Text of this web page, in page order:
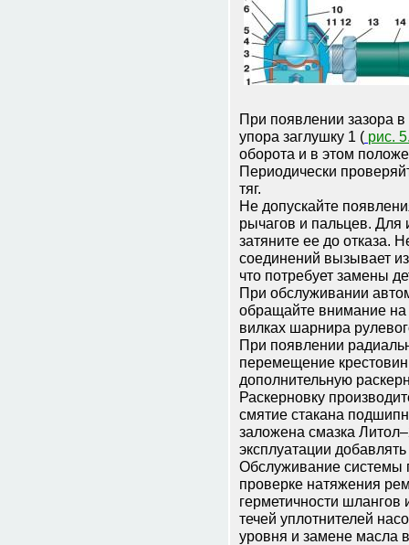
При появлении зазора
упора заглушку 1 ( рис.
оборота и в этом
Периодически
тяг.
Не допускайте
рычагов и пальцев. Для
затяните ее до отказа.
соединений вызывает
что потребует замены
При обслуживании
обращайте внимание на
вилках шарнира
При появлении
перемещение
дополнительную
Раскерновку
смятие стакана
заложена смазка
эксплуатации
Обслуживание системы
проверке натяжения
герметичности шлангов
течей уплотнителей
уровня и замене масла